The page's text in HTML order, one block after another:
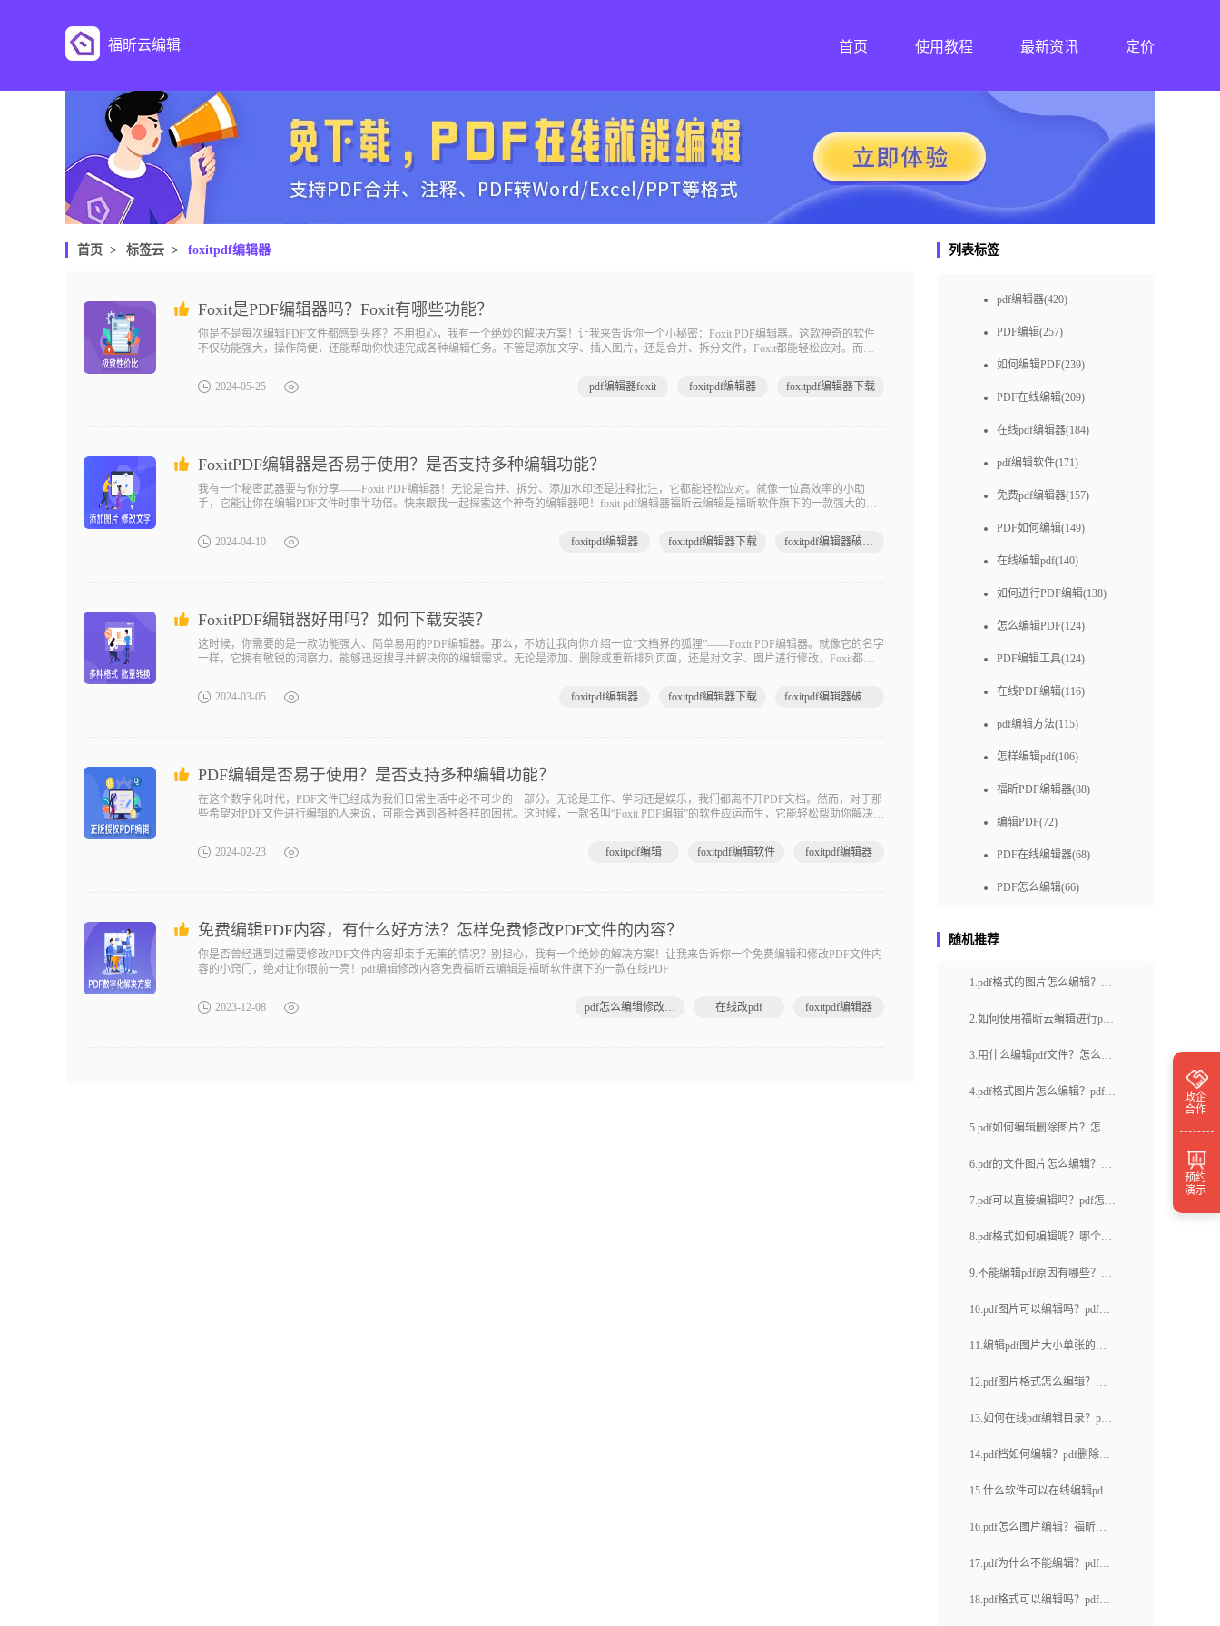
福昕云编辑 首页 使用教程 最新资讯 定价
首页 > 标签云 > foxitpdf编辑器
Foxit是PDF编辑器吗？Foxit有哪些功能？
你是不是每次编辑PDF文件都感到头疼？不用担心，我有一个绝妙的解决方案！让我来告诉你一个小秘密：Foxit PDF编辑器。这款神奇的软件
不仅功能强大，操作简便，还能帮助你快速完成各种编辑任务。不管是添加文字、插入图片，还是合并、拆分文件，Foxit都能轻松应对。而
文件的得力助手。不信？试一试就知道了！pdf编辑器 foxit福
2024-05-25 pdf编辑器foxit foxitpdf编辑器 foxitpdf编辑器下载
FoxitPDF编辑器是否易于使用？是否支持多种编辑功能？
我有一个秘密武器要与你分享——Foxit PDF编辑器！无论是合并、拆分、添加水印还是注释批注，它都能轻松应对。就像一位高效率的小助
手，它能让你在编辑PDF文件时事半功倍。快来跟我一起探索这个神奇的编辑器吧！foxit pdf编辑器福昕云编辑是福昕软件旗下的一款强大的
2024-04-10
foxitpdf编辑器 foxitpdf编辑器下载 foxitpdf编辑器破解版
FoxitPDF编辑器好用吗？如何下载安装？
这时候，你需要的是一款功能强大、简单易用的PDF编辑器。那么，不妨让我向你介绍一位“文档界的狐狸”——Foxit PDF编辑器。就像它的名字
一样，它拥有敏锐的洞察力，能够迅速搜寻并解决你的编辑需求。无论是添加、删除或重新排列页面，还是对文字、图片进行修改，Foxit都能
2024-03-05
foxitpdf编辑器 foxitpdf编辑器下载 foxitpdf编辑器破解版
PDF编辑是否易于使用？是否支持多种编辑功能？
在这个数字化时代，PDF文件已经成为我们日常生活中必不可少的一部分。无论是工作、学习还是娱乐，我们都离不开PDF文档。然而，对于那
些希望对PDF文件进行编辑的人来说，可能会遇到各种各样的困扰。这时候，一款名叫“Foxit PDF编辑”的软件应运而生，它能轻松帮助你解决各
写下你的思考和灵感，而且还能通过它将PDF文件
2024-02-23 foxitpdf编辑 foxitpdf编辑软件 foxitpdf编辑器
免费编辑PDF内容，有什么好方法？怎样免费修改PDF文件的内容？
你是否曾经遇到过需要修改PDF文件内容却束手无策的情况？别担心，我有一个绝妙的解决方案！让我来告诉你一个免费编辑和修改PDF文件内
容的小窍门，绝对让你眼前一亮！pdf编辑修改内容免费福昕云编辑是福昕软件旗下的一款在线PDF
2023-12-08 pdf怎么编辑修改内容免费 在线改pdf foxitpdf编辑器
列表标签
pdf编辑器(420)
PDF编辑(257)
如何编辑PDF(239)
PDF在线编辑(209)
在线pdf编辑器(184)
pdf编辑软件(171)
免费pdf编辑器(157)
PDF如何编辑(149)
在线编辑pdf(140)
如何进行PDF编辑(138)
怎么编辑PDF(124)
PDF编辑工具(124)
在线PDF编辑(116)
pdf编辑方法(115)
怎样编辑pdf(106)
福昕PDF编辑器(88)
编辑PDF(72)
PDF在线编辑器(68)
PDF怎么编辑(66)
pdf编辑器免费下载(50)
福昕pdf编辑器下载(49)
pdf编辑方式(48)
快速编辑pdf(48)
随机推荐
1.pdf格式的图片怎么编辑？福
昕云编辑哪里与众不同？
2.如何使用福昕云编辑进行pdf
图片替换编辑？如何使用福昕
3.用什么编辑pdf文件？怎么对
pdf文档进行编辑？
4.pdf格式图片怎么编辑？pdf编
辑的工具用哪个？
5.pdf如何编辑删除图片？怎么
删除pdf页面？
6.pdf的文件图片怎么编辑？pdf
文件如何进行压缩处理？
7.pdf可以直接编辑吗？pdf怎么
编辑文本？
8.pdf格式如何编辑呢？哪个编
辑软件使用起来好一点呢？
9.不能编辑pdf原因有哪些？pdf
文档不能编辑怎么办？
10.pdf图片可以编辑吗？pdf如
何实现加密？
11.编辑pdf图片大小单张的怎
么操作？编辑pdf图片大小多张
12.pdf图片格式怎么编辑？在
线pdf器编辑工具哪个好？
13.如何在线pdf编辑目录？pdf
如何编辑页码？
14.pdf档如何编辑？pdf删除页
面的简单方法是什么？
15.什么软件可以在线编辑pdf
图片？怎样编辑pdf图片？
16.pdf怎么图片编辑？福昕云
编辑有哪些特点？
17.pdf为什么不能编辑？pdf文
件限制编辑如何设置？
18.pdf格式可以编辑吗？pdf文
政企
合作
预约
演示